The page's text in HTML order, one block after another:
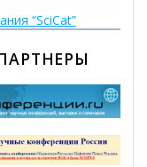
“SciCat”